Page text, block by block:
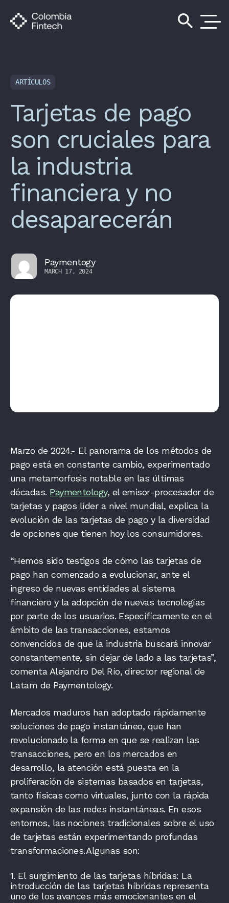
search
ARTÍCULOS
Tarjetas de pago
son cruciales para
la industria
financiera y no
desaparecerán
Paymentogy
MARCH 17, 2024
Marzo de 2024.- El panorama de los métodos de
pago está en constante cambio, experimentado
una metamorfosis notable en las últimas
décadas. Paymentology, el emisor-procesador de
tarjetas y pagos líder a nivel mundial, explica la
evolución de las tarjetas de pago y la diversidad
de opciones que tienen hoy los consumidores.
“Hemos sido testigos de cómo las tarjetas de
pago han comenzado a evolucionar, ante el
ingreso de nuevas entidades al sistema
financiero y la adopción de nuevas tecnologías
por parte de los usuarios. Específicamente en el
ámbito de las transacciones, estamos
convencidos de que la industria buscará innovar
constantemente, sin dejar de lado a las tarjetas”,
comenta Alejandro Del Río, director regional de
Latam de Paymentology.
Mercados maduros han adoptado rápidamente
soluciones de pago instantáneo, que han
revolucionado la forma en que se realizan las
transacciones, pero en los mercados en
desarrollo, la atención está puesta en la
proliferación de sistemas basados ​​en tarjetas,
tanto físicas como virtuales, junto con la rápida
expansión de las redes instantáneas. En esos
entornos, las nociones tradicionales sobre el uso
de tarjetas están experimentando profundas
transformaciones. Algunas son:
1. El surgimiento de las tarjetas híbridas: La
introducción de las tarjetas híbridas representa
uno de los avances más emocionantes en el